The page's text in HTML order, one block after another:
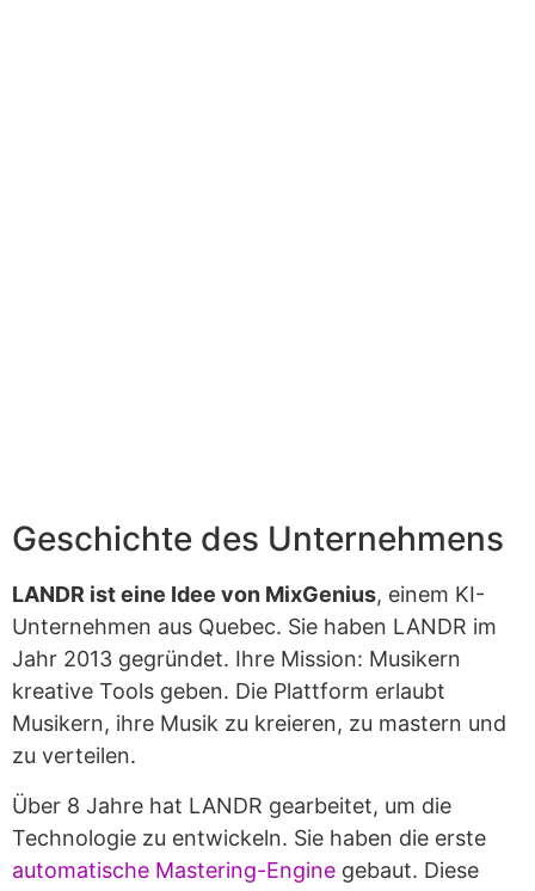
Geschichte des Unternehmens
LANDR ist eine Idee von MixGenius, einem KI-
Unternehmen aus Quebec. Sie haben LANDR im
Jahr 2013 gegründet. Ihre Mission: Musikern
kreative Tools geben. Die Plattform erlaubt
Musikern, ihre Musik zu kreieren, zu mastern und
zu verteilen.
Über 8 Jahre hat LANDR gearbeitet, um die
Technologie zu entwickeln. Sie haben die erste
automatische Mastering-Engine gebaut. Diese